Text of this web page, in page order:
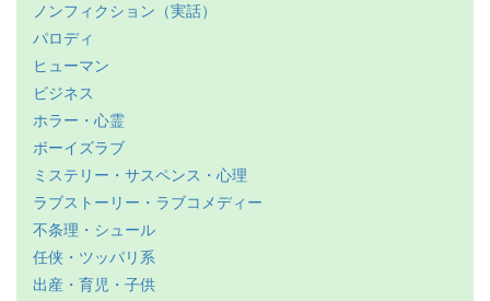
ノンフィクション（実話）
パロディ
ヒューマン
ビジネス
ホラー・心霊
ボーイズラブ
ミステリー・サスペンス・心理
ラブストーリー・ラブコメディー
不条理・シュール
任侠・ツッパリ系
出産・育児・子供